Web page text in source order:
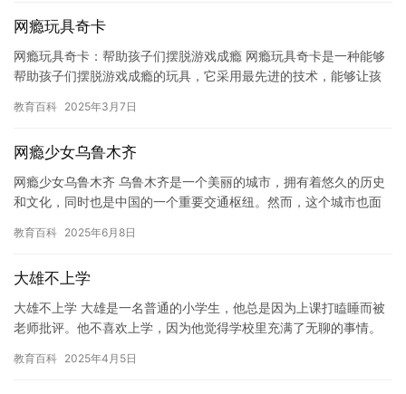
网瘾玩具奇卡
网瘾玩具奇卡：帮助孩子们摆脱游戏成瘾 网瘾玩具奇卡是一种能够
帮助孩子们摆脱游戏成瘾的玩具，它采用最先进的技术，能够让孩
理，科…
教育百科 2025年3月7日
网瘾少女乌鲁木齐
网瘾少女乌鲁木齐 乌鲁木齐是一个美丽的城市，拥有着悠久的历史
和文化，同时也是中国的一个重要交通枢纽。然而，这个城市也面
长…
教育百科 2025年6月8日
大雄不上学
大雄不上学 大雄是一名普通的小学生，他总是因为上课打瞌睡而被
老师批评。他不喜欢上学，因为他觉得学校里充满了无聊的事情。
但…
教育百科 2025年4月5日